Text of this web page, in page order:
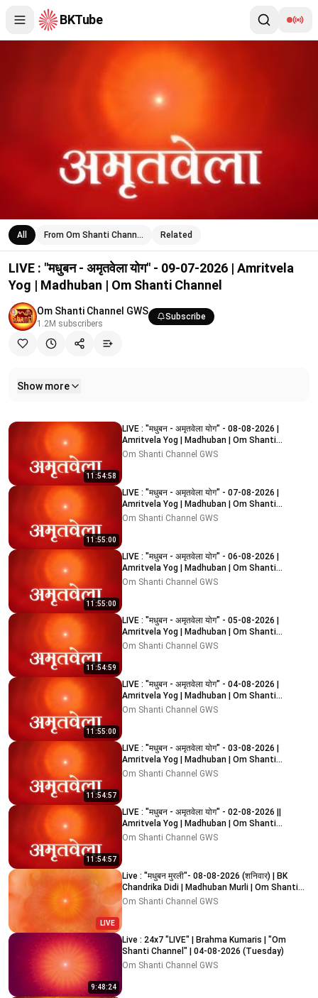
BKTube
LIVE : "मधुबन - अमृतवेला योग" - 09-07-2026 | Amritvela Yog |
All From Om Shanti Chann… Related
LIVE : "मधुबन - अमृतवेला योग" - 09-07-2026 | Amritvela
Yog | Madhuban | Om Shanti Channel
Om Shanti Channel GWS
1.2M subscribers
Subscribe
Show more
Related videos
11:54:58
LIVE : "मधुबन - अमृतवेला योग" - 08-08-2026 |
Amritvela Yog | Madhuban | Om Shanti
Channel
Om Shanti Channel GWS
11:55:00
LIVE : "मधुबन - अमृतवेला योग" - 07-08-2026 |
Amritvela Yog | Madhuban | Om Shanti
Channel
Om Shanti Channel GWS
11:55:00
LIVE : "मधुबन - अमृतवेला योग" - 06-08-2026 |
Amritvela Yog | Madhuban | Om Shanti
Channel
Om Shanti Channel GWS
11:54:59
LIVE : "मधुबन - अमृतवेला योग" - 05-08-2026 |
Amritvela Yog | Madhuban | Om Shanti
Channel
Om Shanti Channel GWS
11:55:00
LIVE : "मधुबन - अमृतवेला योग" - 04-08-2026 |
Amritvela Yog | Madhuban | Om Shanti
Channel
Om Shanti Channel GWS
11:54:57
LIVE : "मधुबन - अमृतवेला योग" - 03-08-2026 |
Amritvela Yog | Madhuban | Om Shanti
Channel
Om Shanti Channel GWS
11:54:57
LIVE : "मधुबन - अमृतवेला योग" - 02-08-2026 ||
Amritvela Yog | Madhuban | Om Shanti
Channel
Om Shanti Channel GWS
LIVE
Live : "मधुबन मुरली"- 08-08-2026 (शनिवार) | BK
Chandrika Didi | Madhuban Murli | Om Shanti
Channel
Om Shanti Channel GWS
9:48:24
Live : 24x7 "LIVE" | Brahma Kumaris | "Om
Shanti Channel" | 04-08-2026 (Tuesday)
Om Shanti Channel GWS